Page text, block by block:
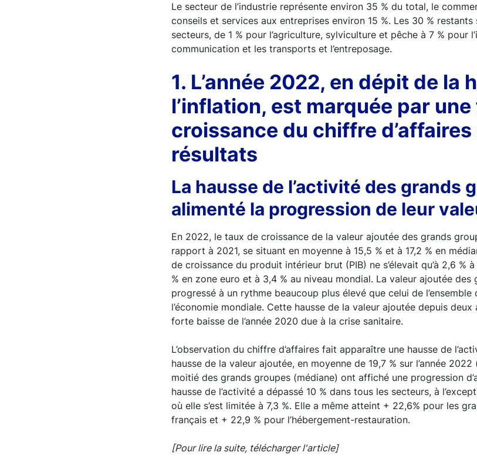
Le secteur de l’industrie représente environ 35 % du total, le
conseils et services aux entreprises environ 15 %. Les 30 %
secteurs, de 1 % pour l’agriculture, sylviculture et pêche à 7 % pour
communication et les transports et l’entreposage.
1. L’année 2022, en dépit de la
l’inflation, est marquée par
croissance du chiffre d’affaires
résultats
La hausse de l’activité des grands
alimenté la progression de leur
En 2022, le taux de croissance de la valeur ajoutée des grands
rapport à 2021, se situant en moyenne à 15,5 % et à 17,2 % en
de croissance du produit intérieur brut (PIB) ne s’élevait qu’à 2,6 %
% en zone euro et à 3,4 % au niveau mondial. La valeur ajoutée
progressé à un rythme beaucoup plus élevé que celui de l’ensemble
l’économie mondiale. Cette hausse de la valeur ajoutée depuis
forte baisse de l’année 2020 due à la crise sanitaire.
L’observation du chiffre d’affaires fait apparaître une hausse de
hausse de la valeur ajoutée, en moyenne de 19,7 % sur l’année
moitié des grands groupes (médiane) ont affiché une progression
hausse de l’activité a dépassé 10 % dans tous les secteurs, à
où elle s’est limitée à 7,3 %. Elle a même atteint + 22,6% pour les
français et + 22,9 % pour l’hébergement-restauration.
[Pour lire la suite, télécharger l'article]